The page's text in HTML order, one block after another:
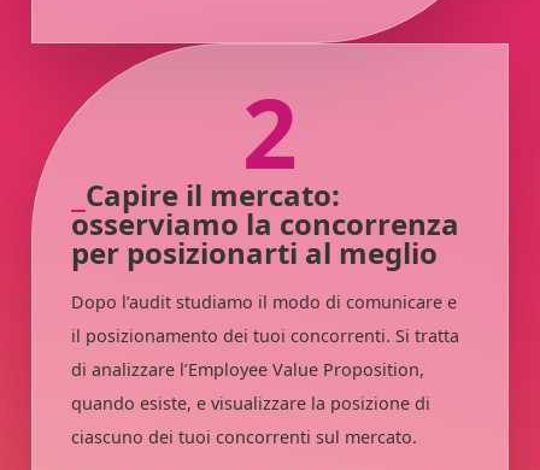
2
Capire il mercato:
osserviamo la concorrenza
per posizionarti al meglio
Dopo l’audit studiamo il modo di comunicare e
il posizionamento dei tuoi concorrenti. Si tratta
di analizzare l’Employee Value Proposition,
quando esiste, e visualizzare la posizione di
ciascuno dei tuoi concorrenti sul mercato.